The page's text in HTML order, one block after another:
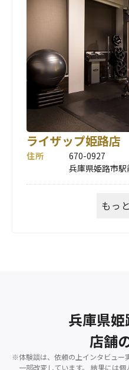
ライザップ姫路店
住所
670-0927
兵庫県姫路市
もっ
兵庫県
店舗
※体験談は、依頼の上インタビュー
一部改変しています。
結果には個